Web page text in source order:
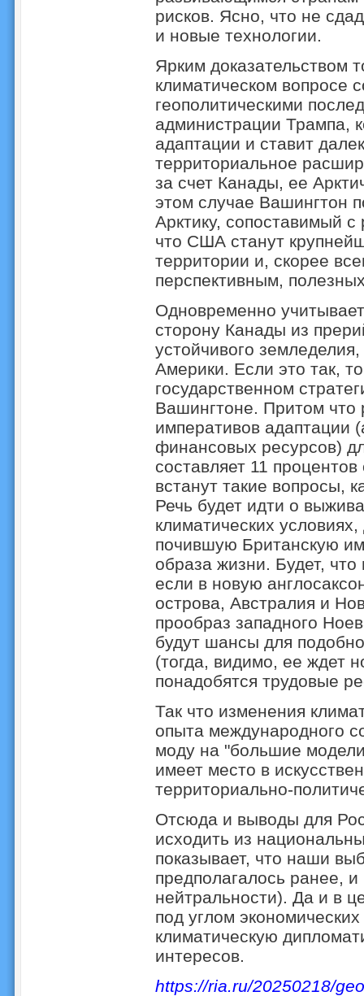
рисков. Ясно, что не
и новые технологии.
Ярким доказательством
климатическом вопросе
геополитическими
администрации Трампа,
адаптации и ставит
территориальное
за счет Канады, ее
этом случае Вашингтон
Арктику, сопоставимый
что США станут
территории и, скорее
перспективным,
Одновременно
сторону Канады из
устойчивого
Америки. Если это так,
государственном
Вашингтоне. Притом что
императивов адаптации
финансовых ресурсов)
составляет 11
встанут такие вопросы,
Речь будет идти о
климатических
почившую Британскую
образа жизни. Будет,
если в новую
острова, Австралия и
прообраз западного
будут шансы для
(тогда, видимо, ее ждет
понадобятся трудовые
Так что изменения
опыта международного
моду на "большие
имеет место в
территориально-
Отсюда и выводы для
исходить из
показывает, что наши
предполагалось ранее,
нейтральности). Да и в
под углом
климатическую
интересов.
https://ria.ru/20250218/